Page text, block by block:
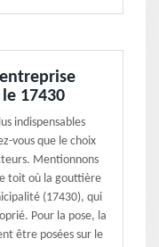
17430
indispensables
vous que le choix
Mentionnons
toit où la gouttière
(17430), qui
Pour la pose, la
être posées sur le